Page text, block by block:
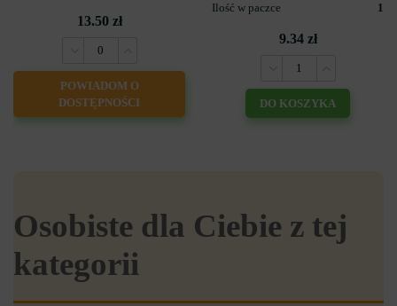
13.50 zł
POWIADOM O
DOSTĘPNOŚCI
Ilość w paczce
1
9.34 zł
DO KOSZYKA
Osobiste dla Ciebie z tej
kategorii